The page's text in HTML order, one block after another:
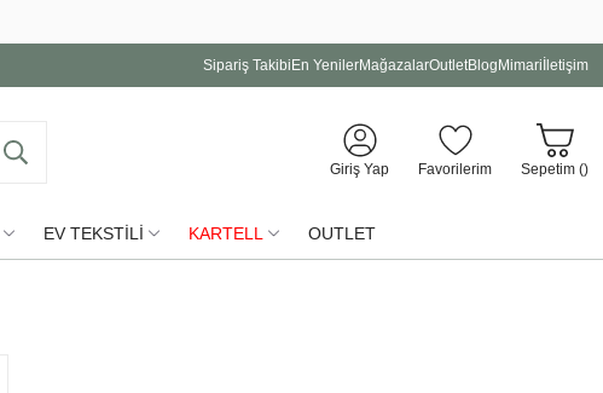
Sipariş Takibi En YenilerMağazalarOutletBlog Mimari İletişim
Giriş Yap Favorilerim Sepetim ()
EV TEKSTİLİ KARTELL OUTLET